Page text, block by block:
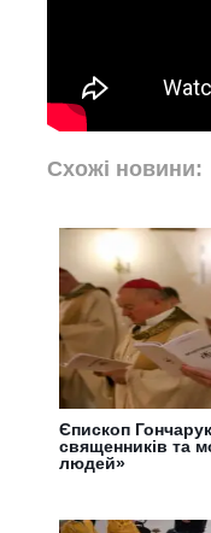
Схожі новини:
Єпископ
священників та
людей»